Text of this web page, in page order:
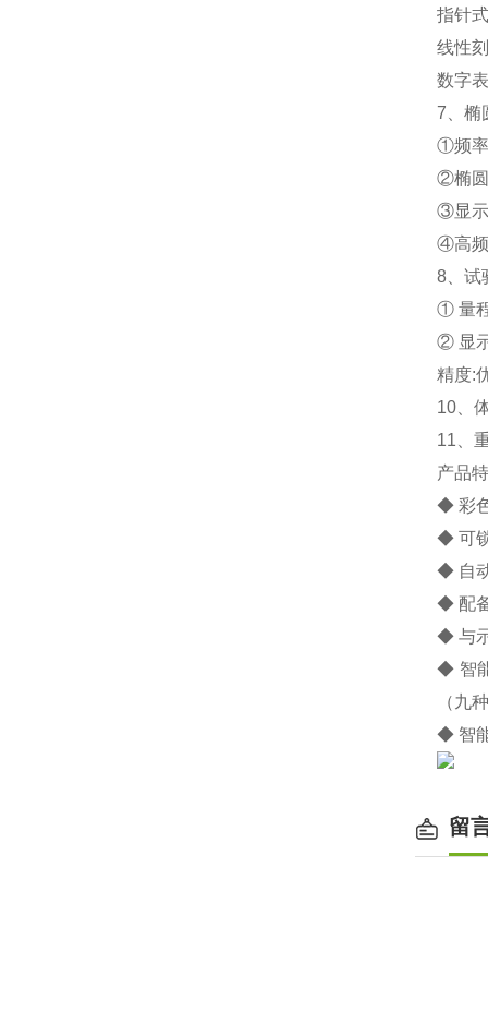
指针
线性
数字
7、椭
①频率
②椭圆
③显示
④高频
8、试
① 量
② 显
精度:
10、
11、
产品
◆ 彩
◆ 可
◆ 自
◆ 配
◆ 与
◆ 智
（九
◆ 智
留